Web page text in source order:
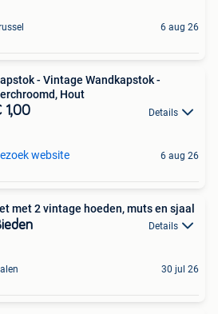
6 aug 26
- Vintage Wandkapstok -
Hout
1,00 Details
website 6 aug 26
met 2 vintage hoeden, muts en sjaal
Details
30 jul 26